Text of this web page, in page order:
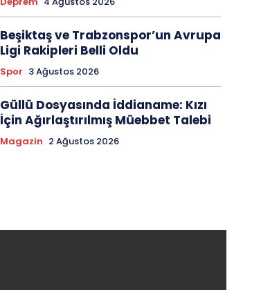
Beşiktaş ve Trabzonspor’un Avrupa
Ligi Rakipleri Belli Oldu
Spor 3 Ağustos 2026
Güllü Dosyasında İddianame: Kızı
İçin Ağırlaştırılmış Müebbet Talebi
Magazin 2 Ağustos 2026